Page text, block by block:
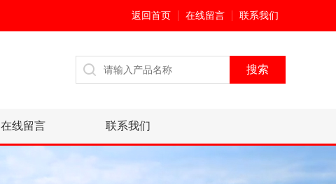
返回首页 在线留言 联系我们
在线留言 联系我们